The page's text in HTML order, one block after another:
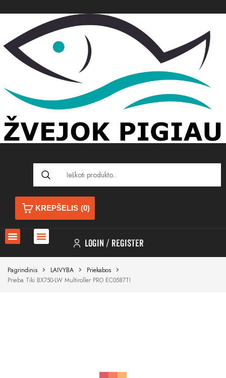
KREPŠELIS (0)
LOGIN REGISTER
Pagrindinis LAIVYBA
Priekabos
Prieba Tiki BX750-LW Multiroller PRO EC0587TI